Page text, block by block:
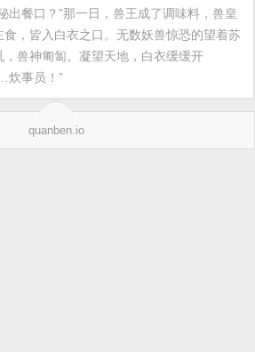
出餐口？”那一日，兽王成了调味料，兽皇
，皆入白衣之口。无数妖兽惊恐的望着苏
兽神匍匐。凝望天地，白衣缓缓开
炊事员！”
quanben.io